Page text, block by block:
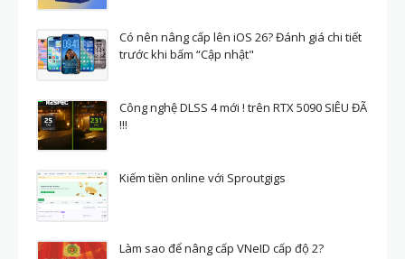
Có nên nâng cấp lên iOS 26? Đánh giá chi tiết
trước khi bấm “Cập nhật"
Công nghệ DLSS 4 mới ! trên RTX 5090 SIÊU ĐÃ
!!!
Kiếm tiền online với Sproutgigs
Làm sao để nâng cấp VNeID cấp độ 2?